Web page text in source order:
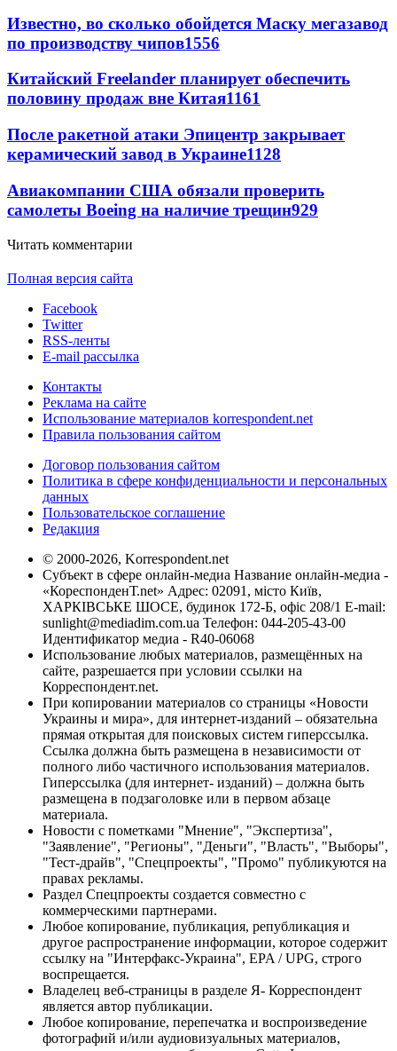
Известно, во сколько обойдется Маску мегазавод
по производству чипов1556
Китайский Freelander планирует обеспечить
половину продаж вне Китая1161
После ракетной атаки Эпицентр закрывает
керамический завод в Украине1128
Авиакомпании США обязали проверить
самолеты Boeing на наличие трещин929
Читать комментарии
Полная версия сайта
Facebook
Twitter
RSS-ленты
E-mail рассылка
Контакты
Реклама на сайте
Использование материалов korrespondent.net
Правила пользования сайтом
Договор пользования сайтом
Политика в сфере конфиденциальности и персональных
данных
Пользовательское соглашение
Редакция
© 2000-2026, Korrespondent.net
Субъект в сфере онлайн-медиа Название онлайн-медиа -
«КореспонденТ.net» Адрес: 02091, місто Київ,
ХАРКІВСЬКЕ ШОСЕ, будинок 172-Б, офіс 208/1 E-mail:
sunlight@mediadim.com.ua Телефон: 044-205-43-00
Идентификатор медиа - R40-06068
Использование любых материалов, размещённых на
сайте, разрешается при условии ссылки на
Корреспондент.net.
При копировании материалов со страницы «Новости
Украины и мира», для интернет-изданий – обязательна
прямая открытая для поисковых систем гиперссылка.
Ссылка должна быть размещена в независимости от
полного либо частичного использования материалов.
Гиперссылка (для интернет- изданий) – должна быть
размещена в подзаголовке или в первом абзаце
материала.
Новости с пометками "Мнение", "Экспертиза",
"Заявление", "Регионы", "Деньги", "Власть", "Выборы",
"Тест-драйв", "Спецпроекты", "Промо" публикуются на
правах рекламы.
Раздел Спецпроекты создается совместно с
коммерческими партнерами.
Любое копирование, публикация, републикация и
другое распространение информации, которое содержит
ссылку на "Интерфакс-Украина", EPA / UPG, строго
воспрещается.
Владелец веб-страницы в разделе Я- Корреспондент
является автор публикации.
Любое копирование, перепечатка и воспроизведение
фотографий и/или аудиовизуальных материалов,